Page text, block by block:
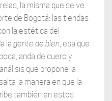
la misma que se ve
de Bogotá: las tiendas
la estética del
la gente de bien, esa que
anda de cuero y
que propone la
la manera en que la
también en estos